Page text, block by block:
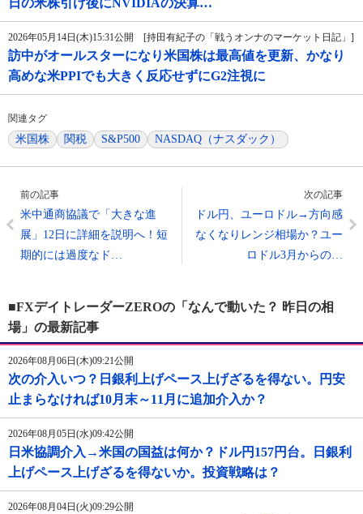
日の米株引け後にNVIDIAの決算…
2026年05月14日(木)15:31公開 [持田有紀子の「戦うオンナのマーケット日記」]
訪中がオールスターになり米国株は最高値を更新、かなり
高めな米PPIでも大きく反応せずにG2注視に
関連タグ
米国株 関税 S&P500 NASDAQ（ナスダック）
前の記事
米中通商協議で「大きな進
展」12日に詳細を説明へ！短
期的には過度なド…
次の記事
ドル円、ユーロドル→方向感
なくなりレンジ相場か？ユー
ロドル3月からの…
■FXデイトレーダーZEROの「なんで動いた？ 昨日の相
場」の最新記事
2026年08月06日(木)09:21公開
次の介入いつ？日銀利上げペース上げざるを得ない。円安
止まらなければ10月末～11月に追加介入か？
2026年08月05日(水)09:42公開
日米協調介入→米国の国益は何か？ドル円157円台。日銀利
上げペース上げざるを得ないか。投資戦略は？
2026年08月04日(火)09:29公開